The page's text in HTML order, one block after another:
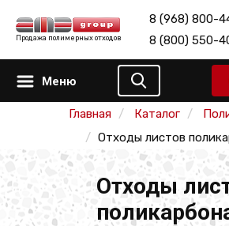
Продажа полимерных отходов
8 (968) 800-
8 (800) 550-
Меню
Главная Каталог
Отходы листов
Отходы